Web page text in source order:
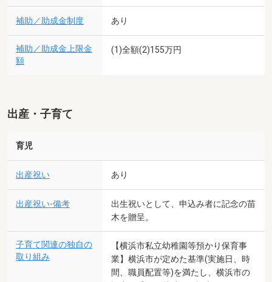
補助／助成金制度 あり
補助／助成金上限金
額
(1)全額(2)155万円
出産・子育て
育児
出産祝い あり
出産祝い-備考
出生祝いとして、申込み者に記念の苗
木を贈呈。
子育て関連の独自の
取り組み
【横浜市私立幼稚園等預かり保育事
業】横浜市が定めた基準(実施日、時
間、職員配置等)を満たし、横浜市の